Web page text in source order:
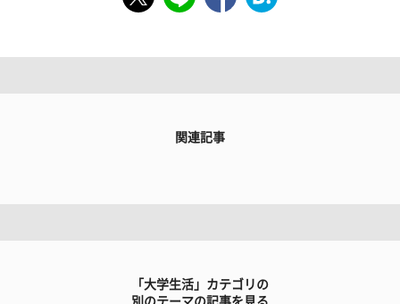
関連記事
「大学生活」カテゴリの
別のテーマの記事を見る